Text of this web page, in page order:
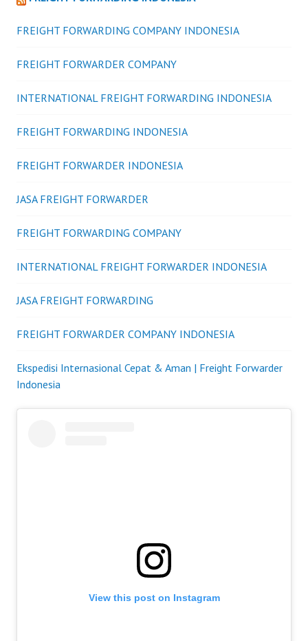
FREIGHT FORWARDING COMPANY INDONESIA
FREIGHT FORWARDER COMPANY
INTERNATIONAL FREIGHT FORWARDING INDONESIA
FREIGHT FORWARDING INDONESIA
FREIGHT FORWARDER INDONESIA
JASA FREIGHT FORWARDER
FREIGHT FORWARDING COMPANY
INTERNATIONAL FREIGHT FORWARDER INDONESIA
JASA FREIGHT FORWARDING
FREIGHT FORWARDER COMPANY INDONESIA
Ekspedisi Internasional Cepat & Aman | Freight Forwarder
Indonesia
View this post on Instagram